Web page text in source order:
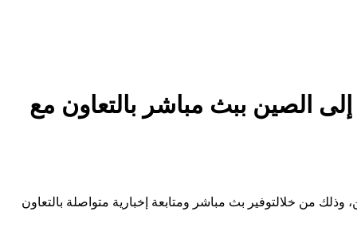
الصين ببث مباشر بالتعاون مع
وذلك من خلالتوفير بث مباشر ومتابعة إخبارية متواصلة بالتعاون